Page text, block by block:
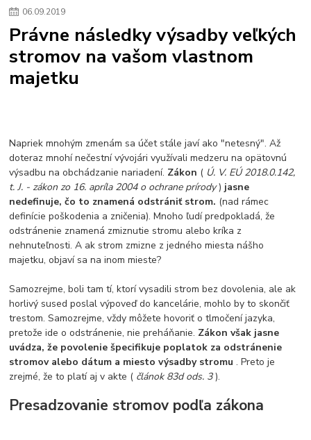
kuchynské drezy sety
bidetové batérie
vaňové batérie
sprchové batérie
vodovodné batérie blanco
vodovodné batérie do steny
vodovodné batérie grohe
Umývadlá
retro kúpeľne
Nákup tovaru pre firmy bez DPH
Bez DPH
Ako znížiť náklady
Ako znížiť náklady na firmu
szco nakup bez dph
szco nakup bez dph nakupovanie na firmu bez dph
nákup bez dph v eu ň
06.09.2019
Právne následky výsadby veľkých
stromov na vašom vlastnom
majetku
Napriek mnohým zmenám sa účet stále javí ako "netesný". Až
doteraz mnohí nečestní vývojári využívali medzeru na opätovnú
výsadbu na obchádzanie nariadení. Zákon ( Ú. V. EÚ 2018.0.142,
t. J. - zákon zo 16. apríla 2004 o ochrane prírody) jasne
nedefinuje, čo to znamená odstrániť strom. (nad rámec
definície poškodenia a zničenia). Mnoho ľudí predpokladá, že
odstránenie znamená zmiznutie stromu alebo kríka z
nehnuteľnosti. A ak strom zmizne z jedného miesta nášho
majetku, objaví sa na inom mieste?
Samozrejme, boli tam tí, ktorí vysadili strom bez dovolenia, ale ak
horlivý sused poslal výpoveď do kancelárie, mohlo by to skončiť
trestom. Samozrejme, vždy môžete hovoriť o tlmočení jazyka,
pretože ide o odstránenie, nie preháňanie. Zákon však jasne
uvádza, že povolenie špecifikuje poplatok za odstránenie
stromov alebo dátum a miesto výsadby stromu. Preto je
zrejmé, že to platí aj v akte ( článok 83d ods. 3).
Presadzovanie stromov podľa zákona